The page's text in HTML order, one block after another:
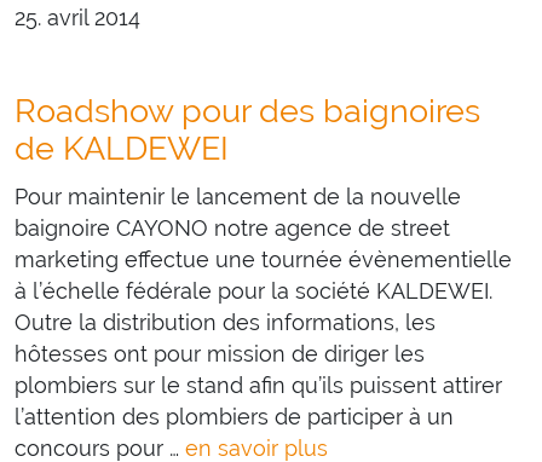
25. avril 2014
Roadshow pour des baignoires
de KALDEWEI
Pour maintenir le lancement de la nouvelle
baignoire CAYONO notre agence de street
marketing effectue une tournée évènementielle
à l’échelle fédérale pour la société KALDEWEI.
Outre la distribution des informations, les
hôtesses ont pour mission de diriger les
plombiers sur le stand afin qu’ils puissent attirer
l’attention des plombiers de participer à un
concours pour … en savoir plus